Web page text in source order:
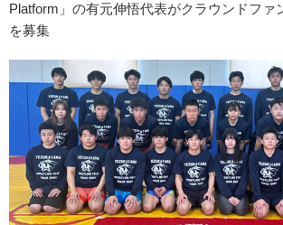
Platform」の有元伸悟代表がクラウンドファ
を募集